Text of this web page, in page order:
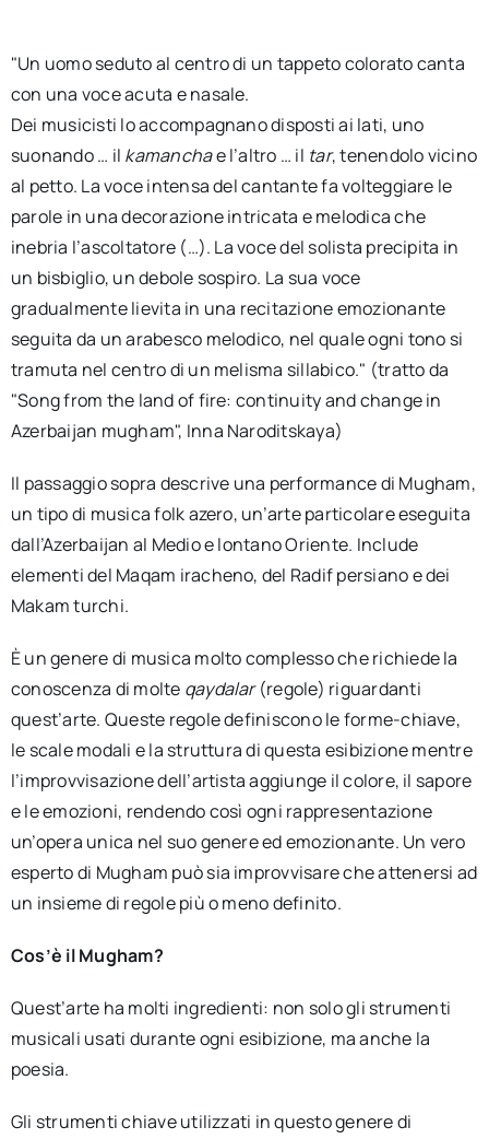
"Un uomo seduto al centro di un tappeto colorato canta
con una voce acuta e nasale.
Dei musicisti lo accompagnano disposti ai lati, uno
suonando … il kamanchae l’altro … il tar, tenendolo vicino
al petto. La voce intensa del cantante fa volteggiare le
parole in una decorazione intricata e melodica che
inebria l’ascoltatore (…). La voce del solista precipita in
un bisbiglio, un debole sospiro. La sua voce
gradualmente lievita in una recitazione emozionante
seguita da un arabesco melodico, nel quale ogni tono si
tramuta nel centro di un melisma sillabico." (tratto da
"Song from the land of fire: continuity and change in
Azerbaijan mugham", Inna Naroditskaya)
Il passaggio sopra descrive una performance di Mugham,
un tipo di musica folk azero, un’arte particolare eseguita
dall’Azerbaijan al Medio e lontano Oriente. Include
elementi del Maqam iracheno, del Radif persiano e dei
Makam turchi.
È un genere di musica molto complesso che richiede la
conoscenza di molte qaydalar(regole) riguardanti
quest’arte. Queste regole definiscono le forme-chiave,
le scale modali e la struttura di questa esibizione mentre
l’improvvisazione dell’artista aggiunge il colore, il sapore
e le emozioni, rendendo così ogni rappresentazione
un’opera unica nel suo genere ed emozionante. Un vero
esperto di Mugham può sia improvvisare che attenersi ad
un insieme di regole più o meno definito.
Cos’è il Mugham?
Quest’arte ha molti ingredienti: non solo gli strumenti
musicali usati durante ogni esibizione, ma anche la
poesia.
Gli strumenti chiave utilizzati in questo genere di